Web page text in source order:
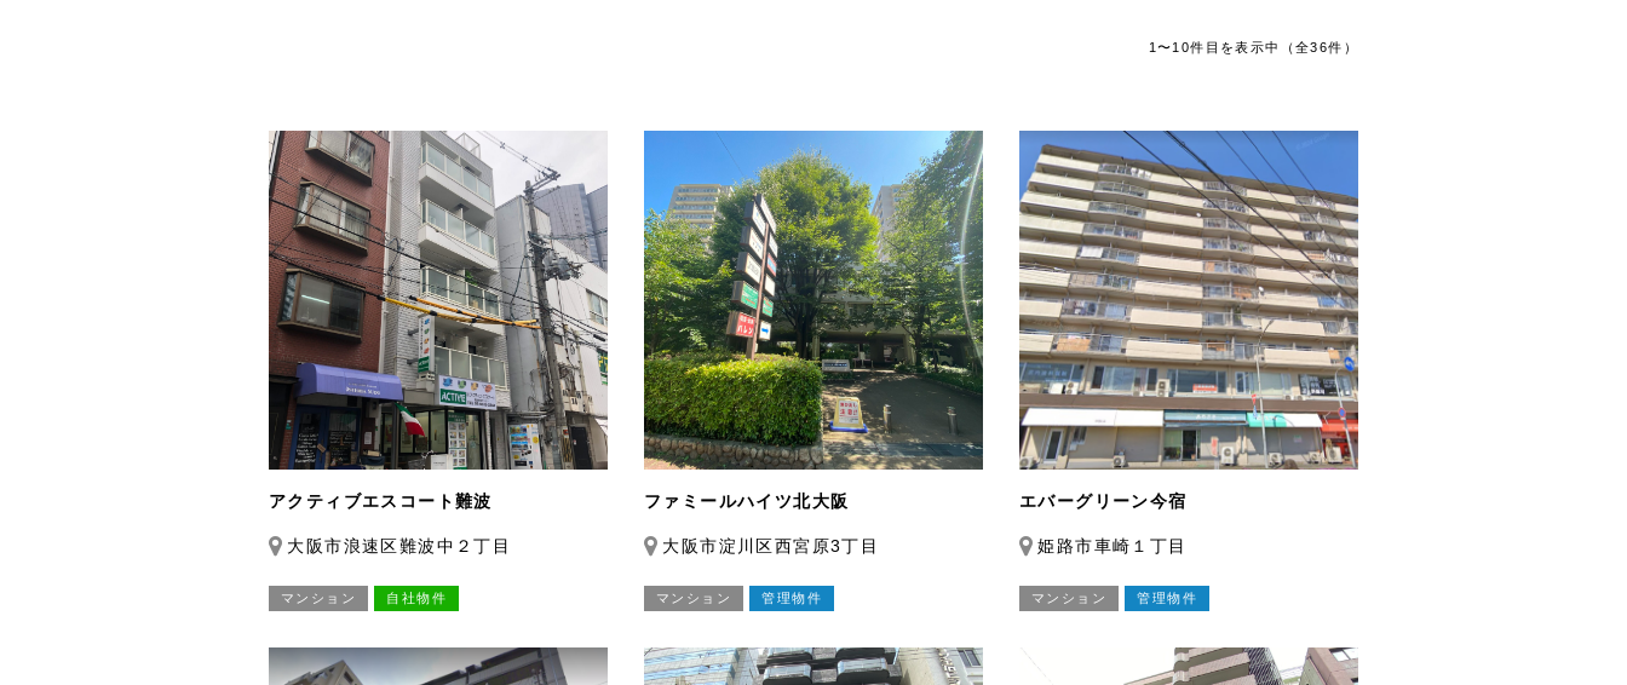
1〜10件目を表示中 （全36件）
アクティブエスコート難波
大阪市浪速区難波中２丁目
マンション 自社物件
ファミールハイツ北大阪
大阪市淀川区西宮原3丁目
マンション 管理物件
エバーグリーン今宿
姫路市車崎１丁目
マンション 管理物件